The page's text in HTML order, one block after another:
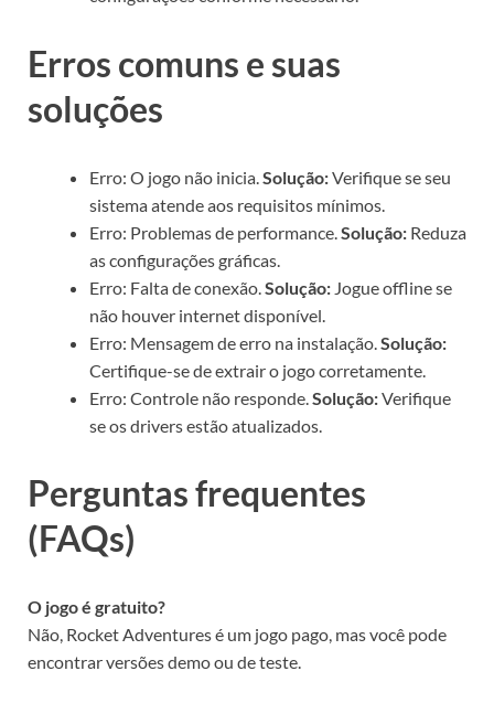
Erros comuns e suas
soluções
Erro: O jogo não inicia. Solução:Verifique se seu
sistema atende aos requisitos mínimos.
Erro: Problemas de performance. Solução: Reduza
as configurações gráficas.
Erro: Falta de conexão. Solução: Jogue offline se
não houver internet disponível.
Erro: Mensagem de erro na instalação. Solução:
Certifique-se de extrair o jogo corretamente.
Erro: Controle não responde. Solução:Verifique
se os drivers estão atualizados.
Perguntas frequentes
(FAQs)
O jogo é gratuito?
Não, Rocket Adventures é um jogo pago, mas você pode
encontrar versões demo ou de teste.